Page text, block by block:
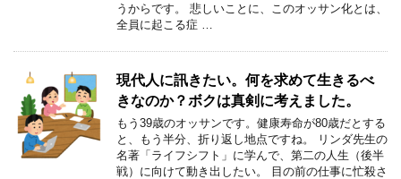
うからです。 悲しいことに、このオッサン化とは、
全員に起こる症 …
現代人に訊きたい。何を求めて生きるべ
きなのか？ボクは真剣に考えました。
もう39歳のオッサンです。健康寿命が80歳だとする
と、もう半分、折り返し地点ですね。 リンダ先生の
名著「ライフシフト」に学んで、第二の人生（後半
戦）に向けて動き出したい。 目の前の仕事に忙殺さ